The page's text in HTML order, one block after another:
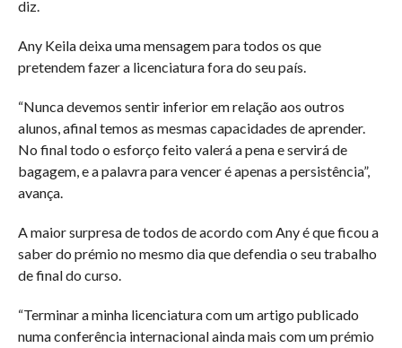
diz.
Any Keila deixa uma mensagem para todos os que
pretendem fazer a licenciatura fora do seu país.
“Nunca devemos sentir inferior em relação aos outros
alunos, afinal temos as mesmas capacidades de aprender.
No final todo o esforço feito valerá a pena e servirá de
bagagem, e a palavra para vencer é apenas a persistência”,
avança.
A maior surpresa de todos de acordo com Any é que ficou a
saber do prémio no mesmo dia que defendia o seu trabalho
de final do curso.
“Terminar a minha licenciatura com um artigo publicado
numa conferência internacional ainda mais com um prémio